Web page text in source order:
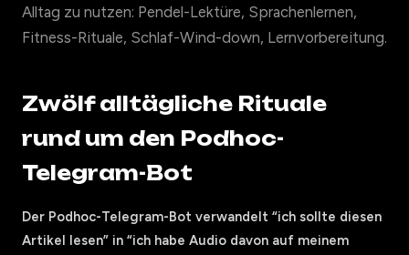
Alltag zu nutzen: Pendel-Lektüre, Sprachenlernen,
Fitness-Rituale, Schlaf-Wind-down, Lernvorbereitung.
Zwölf alltägliche Rituale
rund um den Podhoc-
Telegram-Bot
Der Podhoc-Telegram-Bot verwandelt “ich sollte diesen
Artikel lesen” in “ich habe Audio davon auf meinem